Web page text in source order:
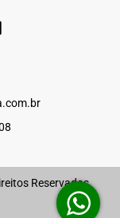
Reservados